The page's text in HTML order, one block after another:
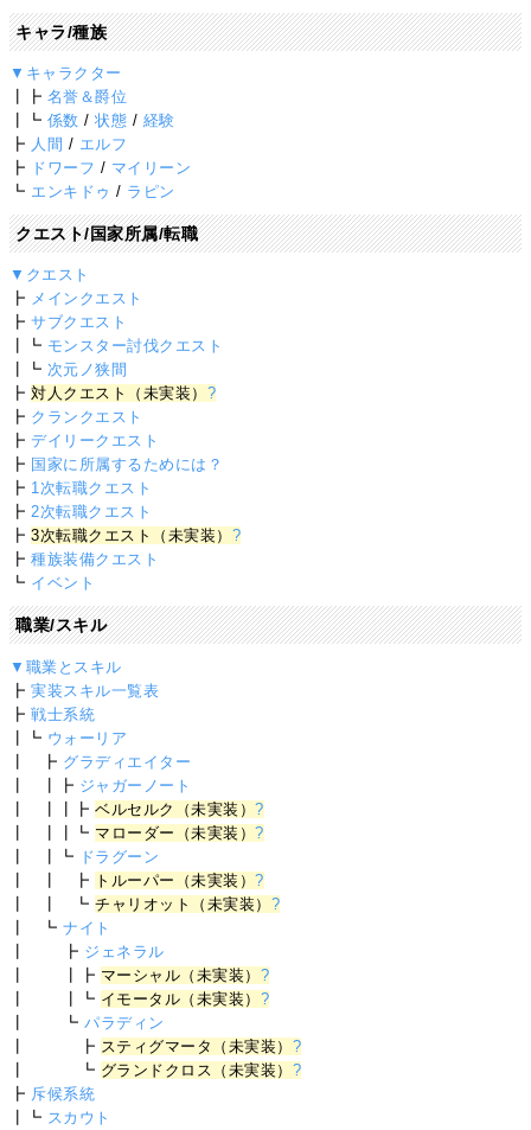
キャラ/種族
▼キャラクター
┃┣ 名誉＆爵位
┃┗ 係数 /状態 / 経験
┣ 人間 / エルフ
┣ ドワーフ / マイリーン
┗ エンキドゥ / ラピン
クエスト/国家所属/転職
▼クエスト
┣ メインクエスト
┣サブクエスト
┃┗ モンスター討伐クエスト
┃┗ 次元ノ狭間
┣対人クエスト（未実装） ?
┣ クランクエスト
┣デイリークエスト
┣ 国家に所属するためには？
┣ 1次転職クエスト
┣2次転職クエスト
┣3次転職クエスト（未実装） ?
┣種族装備クエスト
┗ イベント
職業/スキル
▼職業とスキル
┣実装スキル一覧表
┣戦士系統
┃┗ ウォーリア
┃ ┣ グラディエイター
┃ ┃┣ ジャガーノート
┃ ┃┃┣ベルセルク（未実装）?
┃ ┃┃┗ マローダー（未実装）?
┃ ┃┗ ドラグーン
┃ ┃ ┣ トルーパー（未実装）?
┃ ┃ ┗チャリオット（未実装） ?
┃ ┗ナイト
┃ ┣ ジェネラル
┃ ┃┣ マーシャル（未実装） ?
┃ ┃┗ イモータル（未実装） ?
┃ ┗パラディン
┃ ┣ スティグマータ（未実装） ?
┃ ┗ グランドクロス（未実装） ?
┣ 斥候系統
┃┗ スカウト